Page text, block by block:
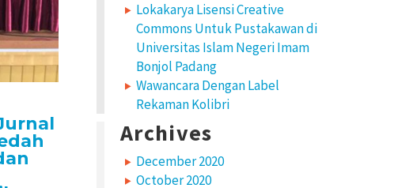
Lokakarya Lisensi Creative
Commons Untuk Pustakawan di
Universitas Islam Negeri Imam
Bonjol Padang
Wawancara Dengan Label
Rekaman Kolibri
Archives
December 2020
October 2020